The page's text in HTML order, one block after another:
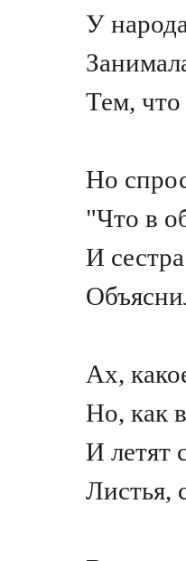
У
Тем, что
Но
"Что в
И
Ах,
Но, как
И летят
Листья,